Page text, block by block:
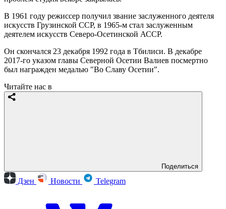
В 1961 году режиссер получил звание заслуженного деятеля
искусств Грузинской ССР, в 1965-м стал заслуженным
деятелем искусств Северо-Осетинской АССР.
Он скончался 23 декабря 1992 года в Тбилиси. В декабре
2017-го указом главы Северной Осетии Валиев посмертно
был награжден медалью "Во Славу Осетии".
Читайте нас в
Поделиться
Дзен Новости Telegram